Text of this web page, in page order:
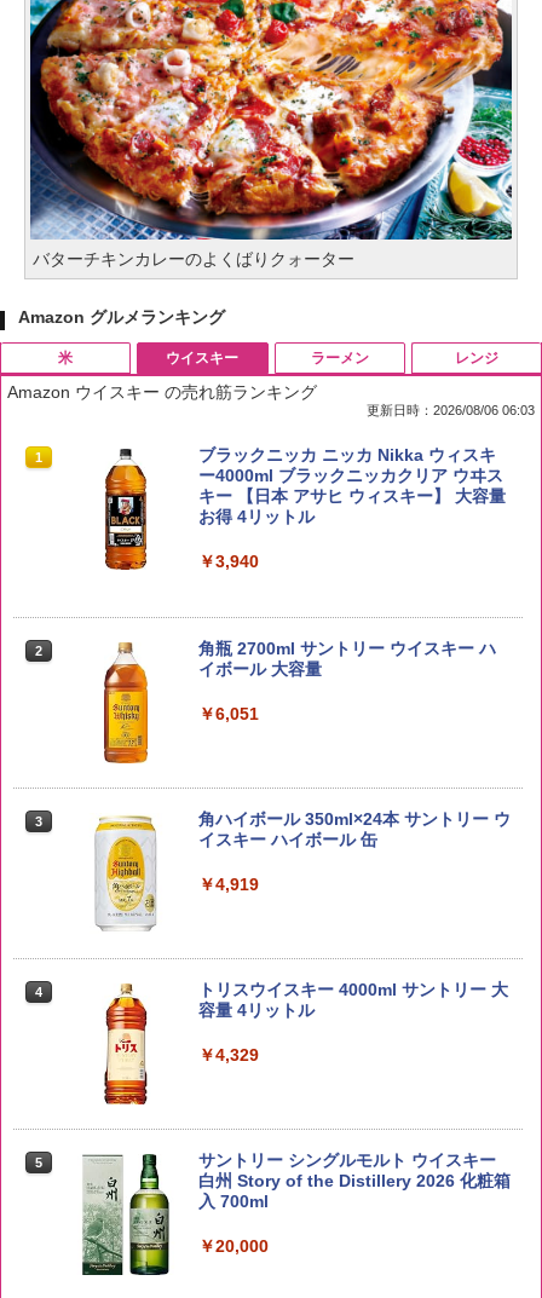
バターチキンカレーのよくばりクォーター
Amazon グルメランキング
米
1 by Amazon 国産ブレンド米 精米 5kg
￥2,650
5kg 長野県産 令和7年産
kg 業務用 お米マイスターブレンド
米 5kg
￥4,536
ウイスキー
Amazon ウイスキー の売れ筋ランキング
更新日時：2026/08/06 06:03
1
ブラックニッカ ニッカ Nikka ウィスキ
ー4000ml ブラックニッカクリア ウヰス
キー 【日本 アサヒ ウィスキー】 大容量
お得 4リットル
￥3,940
2
角瓶 2700ml サントリー ウイスキー ハ
イボール 大容量
￥6,051
3
角ハイボール 350ml×24本 サントリー ウ
イスキー ハイボール 缶
￥4,919
4
トリスウイスキー 4000ml サントリー 大
容量 4リットル
￥4,329
5
サントリー シングルモルト ウイスキー
白州 Story of the Distillery 2026 化粧箱
入 700ml
￥20,000
ラーメン レンジ